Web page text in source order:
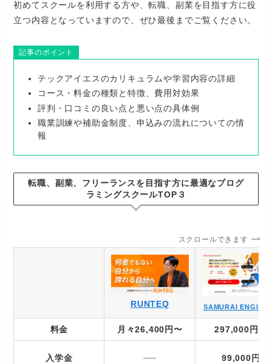
初めてスクールを利用する方や、転職、副業を目指す方に役
立つ内容となっていますので、ぜひ最後までご覧ください。
記事のポイント
テックアイエスのカリキュラムや学習内容の詳細
コース・料金の種類と特徴、費用対効果
評判・口コミの良い点と悪い点の具体例
職業訓練や補助金制度、申込みの流れについての情
報
転職、副業、フリーランスを目指す方に最適なプログ
ラミングスクールTOP３
スクロールできます
RUNTEQ SAMURAI
料金 月々26,400円〜 297,000円～
入学金 99,000円